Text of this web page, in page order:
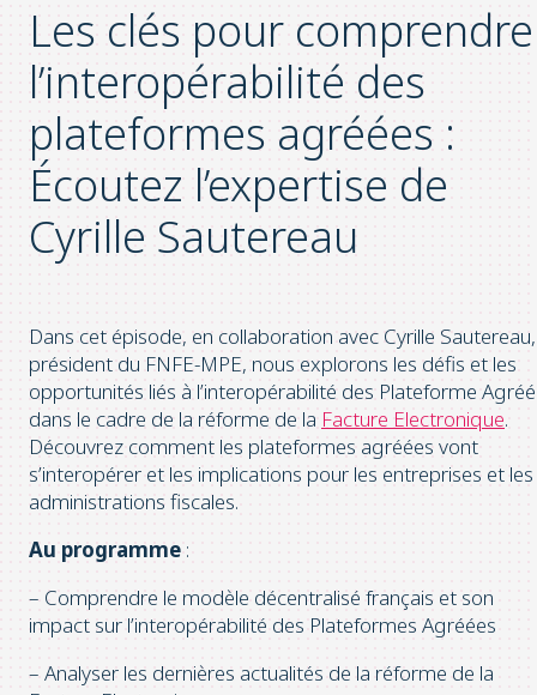
Les clés pour comprendre
l’interopérabilité des
plateformes agréées :
Écoutez l’expertise de
Cyrille Sautereau
Dans cet épisode, en collaboration avec Cyrille Sautereau,
président du FNFE-MPE, nous explorons les défis et les
opportunités liés à l’interopérabilité des Plateforme
dans le cadre de la réforme de la Facture Electronique.
Découvrez comment les plateformes agréées vont
s’interopérer et les implications pour les entreprises et les
administrations fiscales.
Au programme :
– Comprendre le modèle décentralisé français et son
impact sur l’interopérabilité des Plateformes Agréées
– Analyser les dernières actualités de la réforme de la